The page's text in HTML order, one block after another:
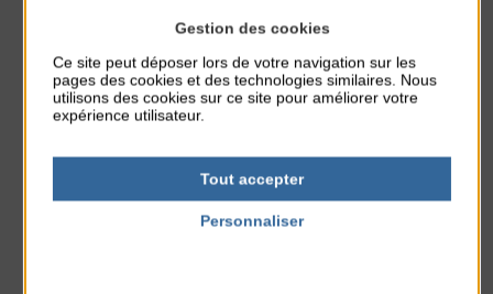
Gestion des cookies
Ce site peut déposer lors de votre navigation sur les
pages des cookies et des technologies similaires. Nous
utilisons des cookies sur ce site pour améliorer votre
expérience utilisateur.
Tout accepter
Personnaliser